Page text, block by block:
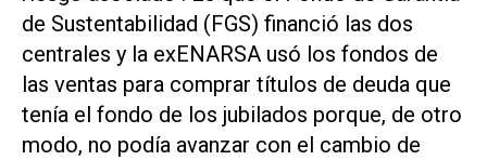
de Sustentabilidad (FGS) financió las dos
centrales y la exENARSA usó los fondos de
las ventas para comprar títulos de deuda que
tenía el fondo de los jubilados porque, de otro
modo, no podía avanzar con el cambio de